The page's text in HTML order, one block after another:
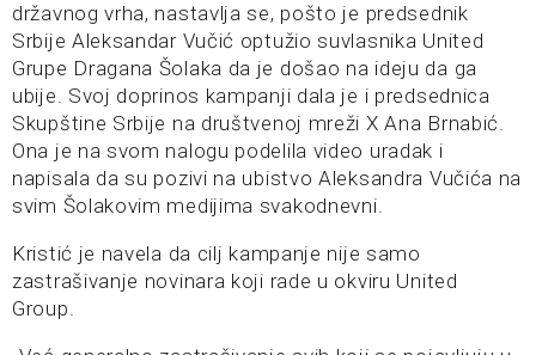
državnog vrha, nastavlja se, pošto je predsednik
Srbije Aleksandar Vučić optužio suvlasnika United
Grupe Dragana Šolaka da je došao na ideju da ga
ubije. Svoj doprinos kampanji dala je i predsednica
Skupštine Srbije na društvenoj mreži X Ana Brnabić.
Ona je na svom nalogu podelila video uradak i
napisala da su pozivi na ubistvo Aleksandra Vučića na
svim Šolakovim medijima svakodnevni.
Kristić je navela da cilj kampanje nije samo
zastrašivanje novinara koji rade u okviru United
Group.